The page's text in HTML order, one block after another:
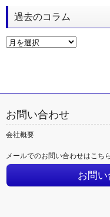
過去のコラム
お問い合わせ
会社概要
メールでのお問い合わせはこちら
お問